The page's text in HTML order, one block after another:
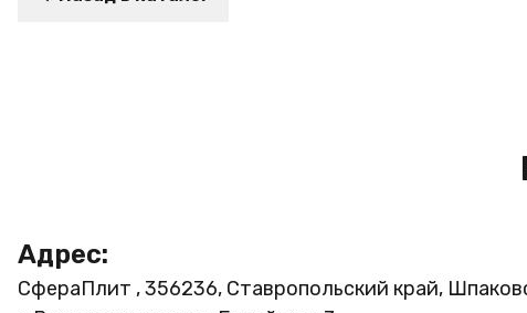
Адрес:
СфераПлит , 356236, Ставропольский край,